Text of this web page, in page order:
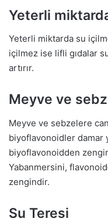
Yeterli
Yeterli miktarda su
içilmez ise lifli gıdalar
artırır.
Meyve ve
Meyve ve sebzelere
biyoflavonoidler damar
biyoflavonoidden
Yabanmersini,
zengindir.
Su Teresi